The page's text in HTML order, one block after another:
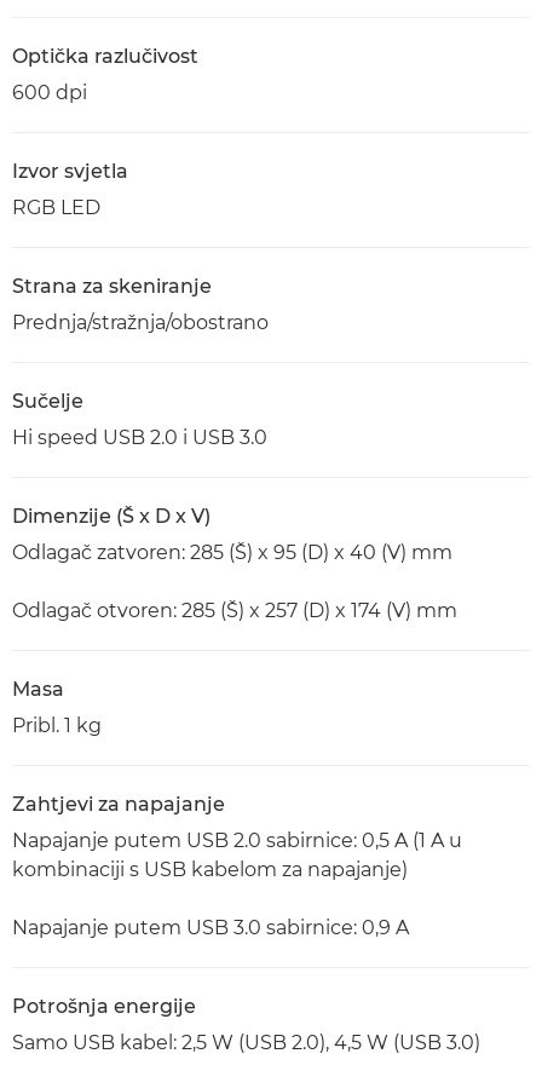
Optička razlučivost
600 dpi
Izvor svjetla
RGB LED
Strana za skeniranje
Prednja/stražnja/obostrano
Sučelje
Hi speed USB 2.0 i USB 3.0
Dimenzije (Š x D x V)
Odlagač zatvoren: 285 (Š) x 95 (D) x 40 (V) mm
Odlagač otvoren: 285 (Š) x 257 (D) x 174 (V) mm
Masa
Pribl. 1 kg
Zahtjevi za napajanje
Napajanje putem USB 2.0 sabirnice: 0,5 A (1 A u
kombinaciji s USB kabelom za napajanje)
Napajanje putem USB 3.0 sabirnice: 0,9 A
Potrošnja energije
Samo USB kabel: 2,5 W (USB 2.0), 4,5 W (USB 3.0)